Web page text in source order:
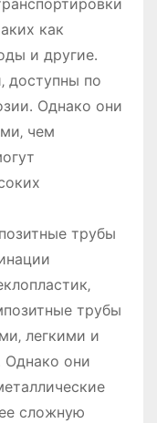
как
и другие․
доступны по
Однако они
чем
трубы
трубы
легкими и
Однако они
сложную